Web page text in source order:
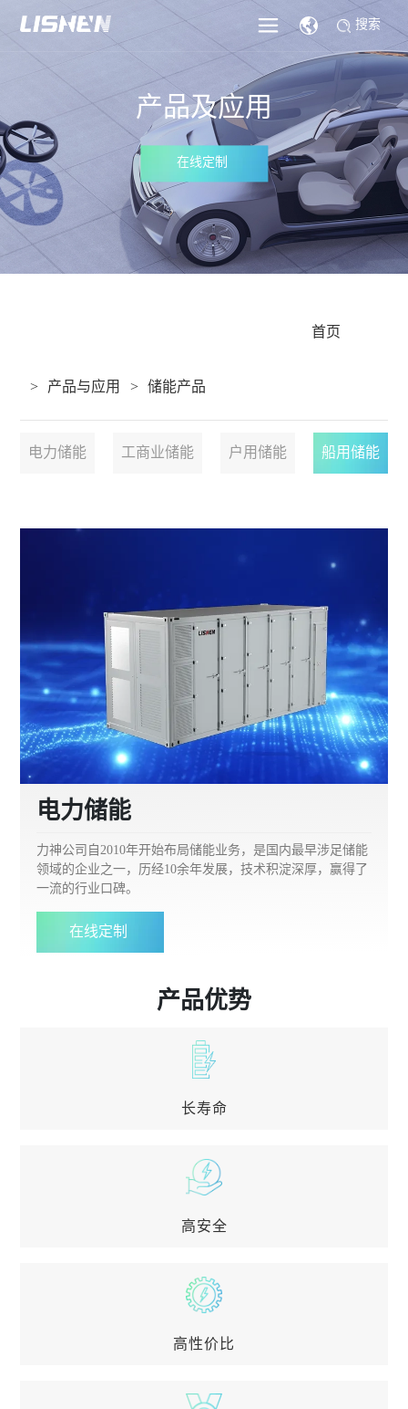
搜索
产品及应用
在线定制
					首页
产品与应用 储能产品
电力储能 工商业储能 户用储能 船用储能
电力储能
力神公司自2010年开始布局储能业务，是国内最早涉足储能
领域的企业之一，历经10余年发展，技术积淀深厚，赢得了
一流的行业口碑。
在线定制
产品优势
长寿命
长寿命
高安全
专业资深储能研发团队，从原材料筛选与设计入手，
护结构，BMS主动安全实时在线故障监测诊断，远
高性价比